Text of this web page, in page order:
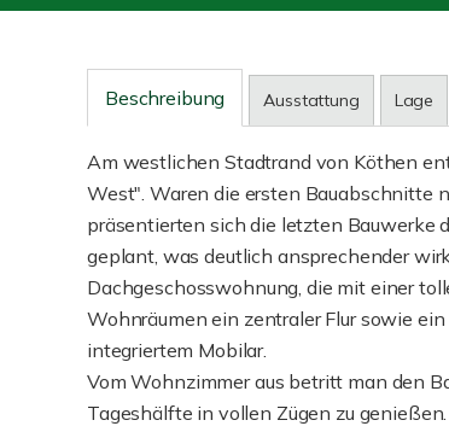
Beschreibung Ausstattung Lage
Am westlichen Stadtrand von Köthen
West". Waren die ersten Bauabschnitte
präsentierten sich die letzten Bauwerke
geplant, was deutlich ansprechender
Dachgeschosswohnung, die mit einer
Wohnräumen ein zentraler Flur sowie
integriertem Mobilar.
Vom Wohnzimmer aus betritt man den
Tageshälfte in vollen Zügen zu